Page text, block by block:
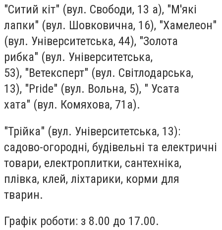
"Ситий кіт" (вул. Свободи, 13 а), "М'які
лапки" (вул. Шовковична, 16), "Хамелеон"
(вул. Університетська, 44), "Золота
рибка" (вул. Університетська,
53), "Ветексперт" (вул. Світлодарська,
13), "Pride" (вул. Вольна, 5), " Усата
хата" (вул. Комяхова, 71а).
"Трійка" (вул. Університетська, 13):
садово-огородні, будівельні та електричні
товари, електроплитки, сантехніка,
плівка, клей, ліхтарики, корми для
тварин.
Графік роботи: з 8.00 до 17.00.